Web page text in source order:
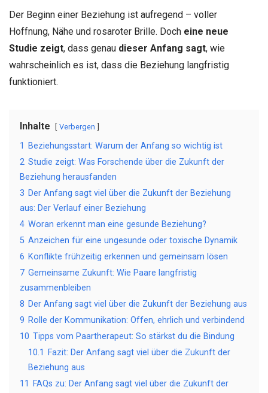
Der Beginn einer Beziehung ist aufregend – voller
Hoffnung, Nähe und rosaroter Brille. Doch eine neue
Studie zeigt, dass genau dieser Anfang sagt, wie
wahrscheinlich es ist, dass die Beziehung langfristig
funktioniert.
Inhalte Verbergen
1 Beziehungsstart: Warum der Anfang so wichtig ist
2 Studie zeigt: Was Forschende über die Zukunft der
Beziehung herausfanden
3 Der Anfang sagt viel über die Zukunft der Beziehung
aus: Der Verlauf einer Beziehung
4 Woran erkennt man eine gesunde Beziehung?
5 Anzeichen für eine ungesunde oder toxische Dynamik
6 Konflikte frühzeitig erkennen und gemeinsam lösen
7 Gemeinsame Zukunft: Wie Paare langfristig
zusammenbleiben
8 Der Anfang sagt viel über die Zukunft der Beziehung aus
9 Rolle der Kommunikation: Offen, ehrlich und verbindend
10 Tipps vom Paartherapeut: So stärkst du die Bindung
10.1 Fazit: Der Anfang sagt viel über die Zukunft der
Beziehung aus
11 FAQs zu: Der Anfang sagt viel über die Zukunft der